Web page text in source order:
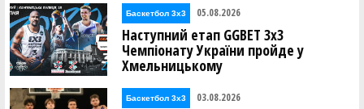
Баскетбол 3х3 05.08.2026
Наступний етап GGBET 3х3
Чемпіонату України пройде у
Хмельницькому
Баскетбол 3х3 03.08.2026